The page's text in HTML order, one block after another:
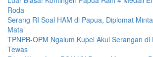
Roda
Serang RI Soal HAM di Papua, Diplomat
Mata’
TPNPB-OPM Ngalum Kupel Akui Serangan
Tewas